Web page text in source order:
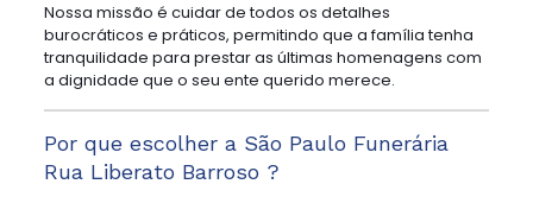
Nossa missão é cuidar de todos os detalhes
burocráticos e práticos, permitindo que a família tenha
tranquilidade para prestar as últimas homenagens com
a dignidade que o seu ente querido merece.
Por que escolher a São Paulo Funerária
Rua Liberato Barroso ?